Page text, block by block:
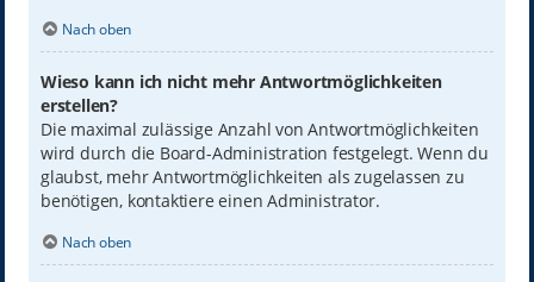
Nach oben
Wieso kann ich nicht mehr Antwortmöglichkeiten
erstellen?
Die maximal zulässige Anzahl von Antwortmöglichkeiten
wird durch die Board-Administration festgelegt. Wenn du
glaubst, mehr Antwortmöglichkeiten als zugelassen zu
benötigen, kontaktiere einen Administrator.
Nach oben